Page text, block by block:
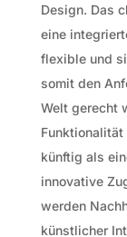
Design. Das
eine
flexible und
somit den
Welt gerecht
künftig als
innovative
werden
künstlicher